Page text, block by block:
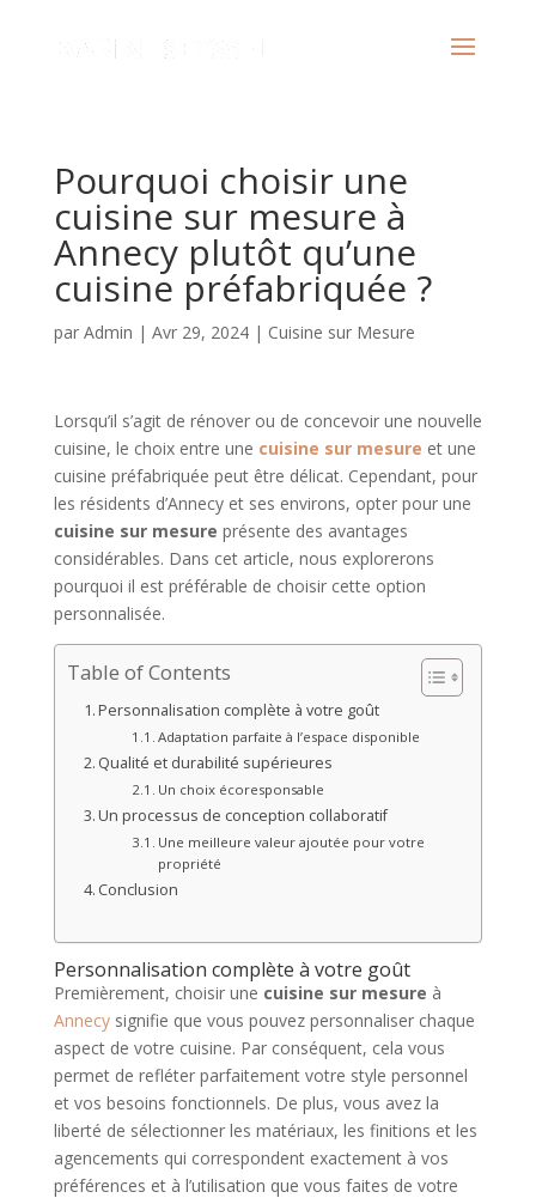
Pourquoi choisir une
cuisine sur mesure à
Annecy plutôt qu’une
cuisine préfabriquée ?
par Admin | Avr 29, 2024| Cuisine sur Mesure
Lorsqu’il s’agit de rénover ou de concevoir une nouvelle
cuisine, le choix entre une cuisine sur mesure et une
cuisine préfabriquée peut être délicat. Cependant, pour
les résidents d’Annecy et ses environs, opter pour une
cuisine sur mesure présente des avantages
considérables. Dans cet article, nous explorerons
pourquoi il est préférable de choisir cette option
personnalisée.
Table of Contents
Personnalisation complète à votre goût
Adaptation parfaite à l’espace disponible
Qualité et durabilité supérieures
Un choix écoresponsable
Un processus de conception collaboratif
Une meilleure valeur ajoutée pour votre
propriété
Conclusion
Personnalisation complète à votre goût
Premièrement, choisir une cuisine sur mesure à
Annecysignifie que vous pouvez personnaliser chaque
aspect de votre cuisine. Par conséquent, cela vous
permet de refléter parfaitement votre style personnel
et vos besoins fonctionnels. De plus, vous avez la
liberté de sélectionner les matériaux, les finitions et les
agencements qui correspondent exactement à vos
préférences et à l’utilisation que vous faites de votre